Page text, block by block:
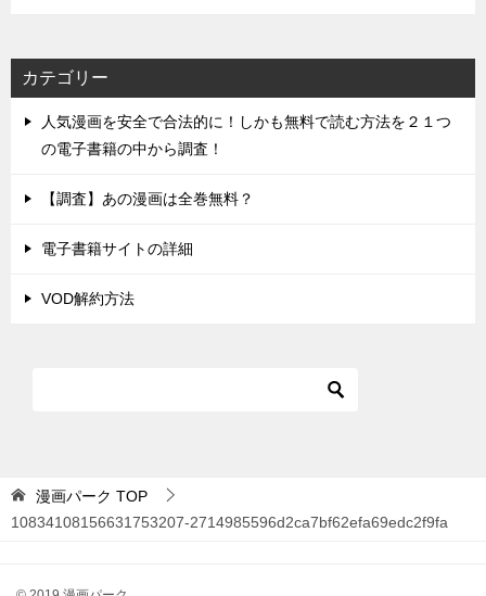
カテゴリー
人気漫画を安全で合法的に！しかも無料で読む方法を２１つ
の電子書籍の中から調査！
【調査】あの漫画は全巻無料？
電子書籍サイトの詳細
VOD解約方法
漫画パーク TOP
10834108156631753207-2714985596d2ca7bf62efa69edc2f9fa